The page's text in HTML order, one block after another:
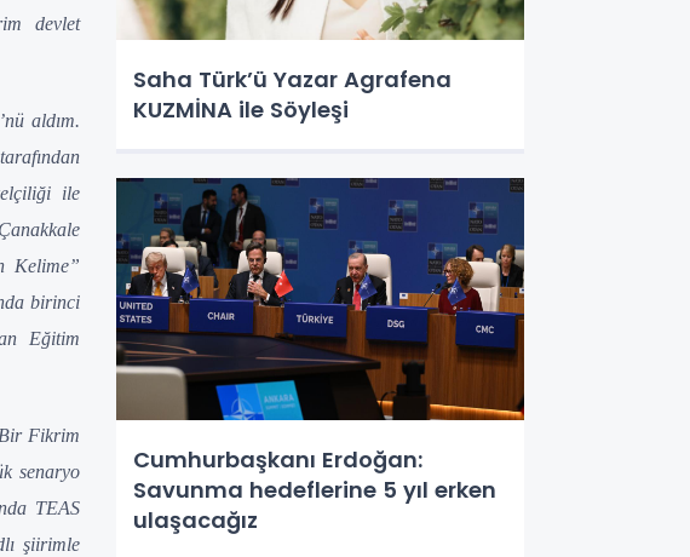
devlet
aldım.
ile
Kelime”
birinci
Eğitim
Fikrim
senaryo
TEAS
şiirimle
Saha Türk’ü Yazar Agrafena
KUZMİNA ile Söyleşi
Cumhurbaşkanı Erdoğan:
Savunma hedeflerine 5 yıl erken
ulaşacağız